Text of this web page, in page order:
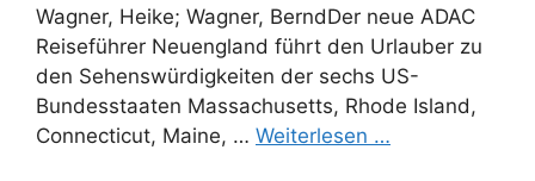
Wagner, Heike; Wagner, BerndDer neue ADAC
Reiseführer Neuengland führt den Urlauber zu
den Sehenswürdigkeiten der sechs US-
Bundesstaaten Massachusetts, Rhode Island,
Connecticut, Maine, … Weiterlesen …